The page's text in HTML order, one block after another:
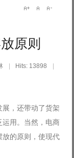
原则
Hits: 13898
，还带动了货架
运用。当然，电商
放的原则，使现代